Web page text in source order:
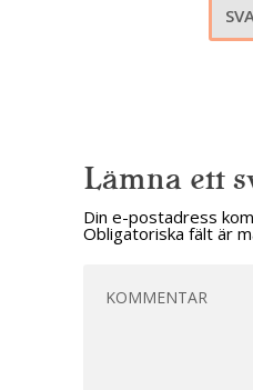
Lämna ett
Din e-postadress
Obligatoriska fält är